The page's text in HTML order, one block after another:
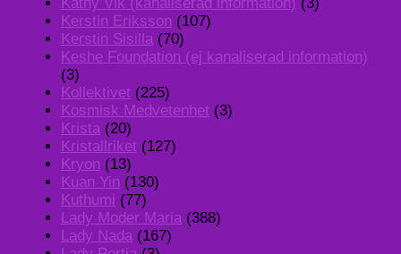
Kerstin Eriksson (107)
Kerstin Sisilla (70)
Keshe Foundation (ej kanaliserad information)
(3)
Kollektivet (225)
Kosmisk Medvetenhet (3)
Krista (20)
Kristallriket (127)
Kryon (13)
Kuan Yin (130)
Kuthumi (77)
Lady Moder Maria (388)
Lady Nada (167)